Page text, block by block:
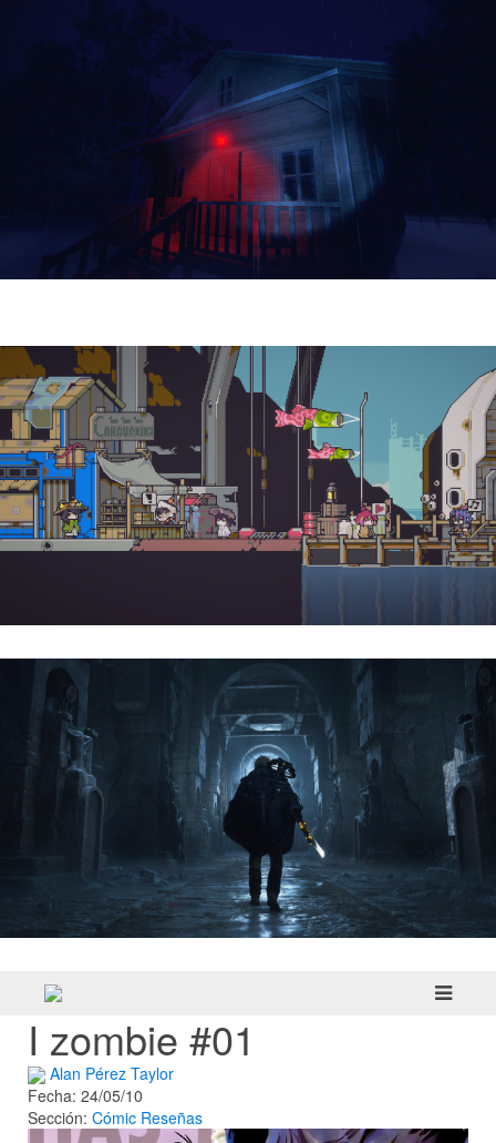
I zombie #01
Alan Pérez Taylor
Fecha: 24/05/10
Sección: Cómic Reseñas